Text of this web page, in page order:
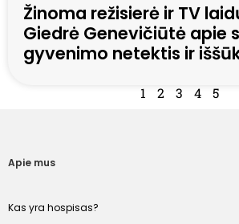
Žinoma režisierė ir TV
Giedrė Genevičiūtė apie
gyvenimo netektis ir
1 2 3 4 5
Apie mus
Kas yra hospisas?